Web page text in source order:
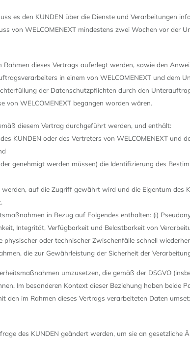
es den KUNDEN über die Dienste und Verarbeitungen
von WELCOMENEXT mindestens zwei Wochen vor der
dieses Vertrags auferlegt werden, sowie den
in einem von WELCOMENEXT und dem
der Datenschutzpflichten durch den
von WELCOMENEXT begangen worden wären.
diesem Vertrag durchgeführt werden, und enthält:
KUNDEN oder des Vertreters von WELCOMENEXT und
genehmigt werden müssen) die Identifizierung des
auf die Zugriff gewährt wird und die Eigentum des
in Bezug auf Folgendes enthalten: (i)
Integrität, Verfügbarkeit und Belastbarkeit von
oder technischer Zwischenfälle schnell
die zur Gewährleistung der Sicherheit der
umzusetzen, die gemäß der DSGVO
Im besonderen Kontext dieser Beziehung haben beide
den im Rahmen dieses Vertrags verarbeiteten Daten
des KUNDEN geändert werden, um sie an gesetzliche